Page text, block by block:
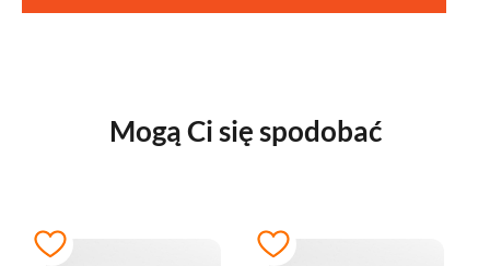
Mogą Ci się spodobać